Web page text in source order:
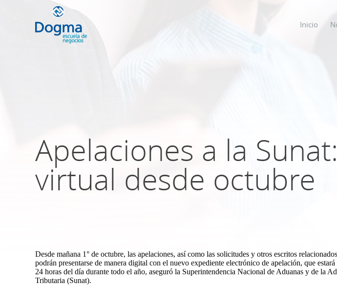
Inicio
Apelaciones a la
virtual desde octubre
Desde mañana 1° de octubre, las apelaciones, así como las solicitudes y otros escritos
podrán presentarse de manera digital con el nuevo expediente electrónico de apelación, que
24 horas del día durante todo el año, aseguró la Superintendencia Nacional de Aduanas y de la
Tributaria (Sunat).
TRIBUTACIÓN INTERNACIONAL | TODO SOBRE
NO DOMICILIADOS